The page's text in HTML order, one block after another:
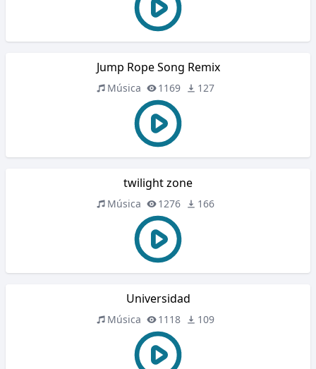
Jump Rope Song Remix
Música 1169 127
twilight zone
Música 1276 166
Universidad
Música 1118 109